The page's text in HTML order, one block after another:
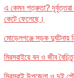
এ কেমন শত্রুতা? দূর্বৃত্তরা
কেটে ফেলেছে।
মোড়েলগঞ্জে সড়ক
মিরসরাইয়ে বন ও জীব
মিরসরাই উপজেলা ও দুই